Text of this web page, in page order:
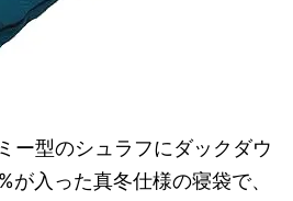
ー型のシュラフにダックダウ
が入った真冬仕様の寝袋で、